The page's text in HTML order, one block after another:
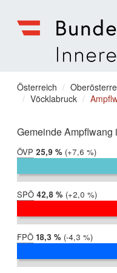
für
Inneres
Sie
befinden
hier:
Österreich
Vöcklabruck
Gemeinde Ampflwang
ÖVP 2019:
25,9 %
2014:
18,2 %
Differenz:
+7,6 %
SPÖ 2019:
42,8 %
2014:
40,8 %
Differenz:
+2,0 %
FPÖ 2019:
18,3 %
2014:
22,6 %
Differenz:
-4,3 %